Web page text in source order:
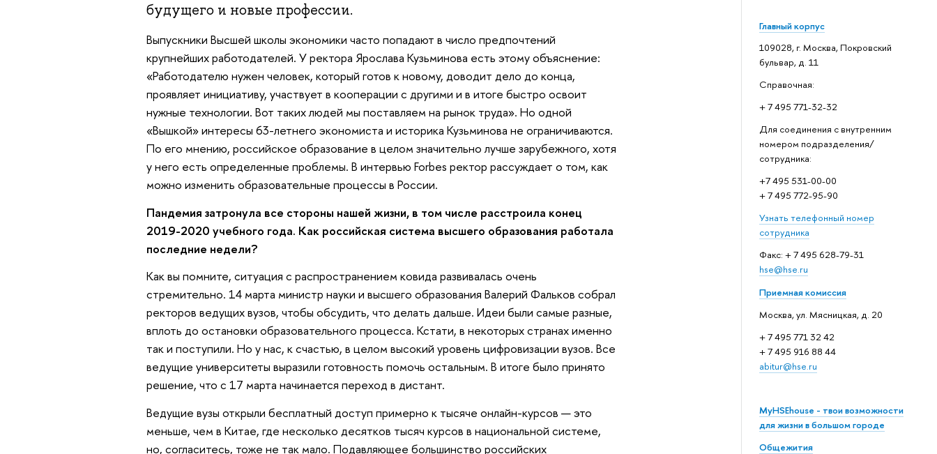
Главный корпус
109028, г. Москва, Покровский
бульвар, д. 11
Справочная:
+ 7 495 771-32-32
Для соединения с внутренним
номером подразделения/
сотрудника:
+7 495 531-00-00
+ 7 495 772-95-90
Узнать телефонный номер
сотрудника
Факс: + 7 495 628-79-31
hse@hse.ru
Приемная комиссия
Москва, ул. Мясницкая, д. 20
+ 7 495 771 32 42
+ 7 495 916 88 44
abitur@hse.ru
MyHSEhouse - твои возможности
для жизни в большом городе
Общежития
будущего и новые профессии.
Выпускники Высшей школы экономики часто попадают в число предпочтений
крупнейших работодателей. У ректора Ярослава Кузьминова есть этому объяснение:
«Работодателю нужен человек, который готов к новому, доводит дело до конца,
проявляет инициативу, участвует в кооперации с другими и в итоге быстро освоит
нужные технологии. Вот таких людей мы поставляем на рынок труда». Но одной
«Вышкой» интересы 63-летнего экономиста и историка Кузьминова не ограничиваются.
По его мнению, российское образование в целом значительно лучше зарубежного, хотя
у него есть определенные проблемы. В интервью Forbes ректор рассуждает о том, как
можно изменить образовательные процессы в России.
Пандемия затронула все стороны нашей жизни, в том числе расстроила конец
2019-2020 учебного года. Как российская система высшего образования работала
последние недели?
Как вы помните, ситуация с распространением ковида развивалась очень
стремительно. 14 марта министр науки и высшего образования Валерий Фальков собрал
ректоров ведущих вузов, чтобы обсудить, что делать дальше. Идеи были самые разные,
вплоть до остановки образовательного процесса. Кстати, в некоторых странах именно
так и поступили. Но у нас, к счастью, в целом высокий уровень цифровизации вузов. Все
ведущие университеты выразили готовность помочь остальным. В итоге было принято
решение, что с 17 марта начинается переход в дистант.
Ведущие вузы открыли бесплатный доступ примерно к тысяче онлайн-курсов — это
меньше, чем в Китае, где несколько десятков тысяч курсов в национальной системе,
но, согласитесь, тоже не так мало. Подавляющее большинство российских